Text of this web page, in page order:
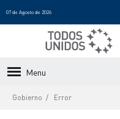
07 de Agosto de 2026
Menu
Gobierno Error